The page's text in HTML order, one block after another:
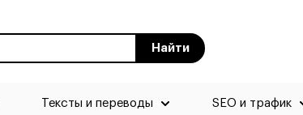
Найти
Тексты и переводы SEO и трафик